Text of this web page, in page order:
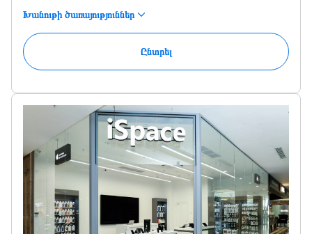
Խանութի ծառայություններ
Ընտրել